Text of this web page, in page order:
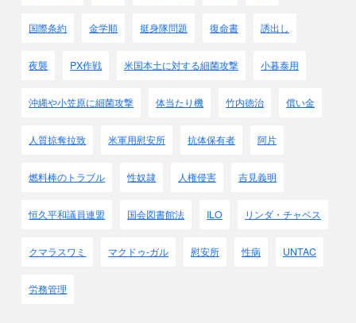
国際条約 金学順 挺身隊問題 復命書 誘出し
夜襲 PX作戦 米国本土に対する細菌攻撃 小暮泰用
沖縄や小笠原に細菌攻撃 体当たり機 竹内徳治 償い金
人質掠奪拉致 米軍用慰安所 抗体保有者 阿片
燃料棒のトラブル 性奴隷 人権侵害 吉見義明
恒久平和議員連盟 国会図書館法 ILO リンダ・チャベス
クマラスワミ マクドゥ-ガル 慰安所 性病 UNTAC
労務管理